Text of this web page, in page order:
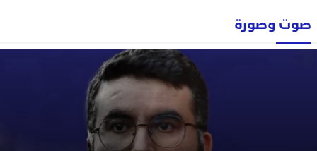
صوت وصورة